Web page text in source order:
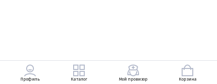
Профиль Каталог Мой провизор Корзина